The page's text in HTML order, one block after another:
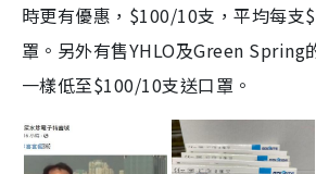
時更有優惠，$100/10支，平均每支
罩。另外有售YHLO及Green Spring
一樣低至$100/10支送口罩。